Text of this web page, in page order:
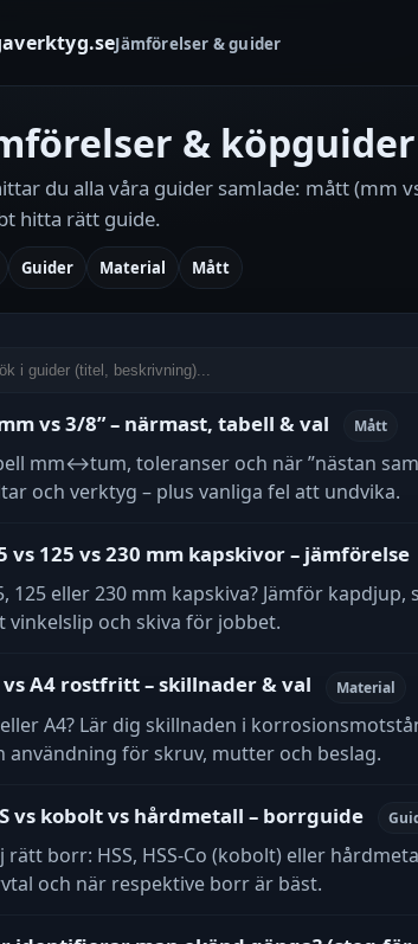
Jämförelser & guider
& köpguider
du alla våra guider samlade: mått (mm
hitta rätt guide.
Guider Material Mått
vs 3/8” – närmast, tabell & val Mått
mm↔tum, toleranser och när ”nästan
och verktyg – plus vanliga fel att undvika.
vs 125 vs 230 mm kapskivor – jämförelse
125 eller 230 mm kapskiva? Jämför
vinkelslip och skiva för jobbet.
vs A4 rostfritt – skillnader & val Material
A4? Lär dig skillnaden i
användning för skruv, mutter och beslag.
vs kobolt vs hårdmetall – borrguide
rätt borr: HSS, HSS-Co (kobolt) eller
och när respektive borr är bäst.